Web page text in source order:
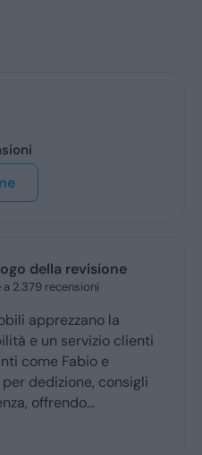
della revisione
2.379 recensioni
apprezzano la
e un servizio clienti
come Fabio e
dedizione, consigli
offrendo
Broker
dai clienti fedeli,